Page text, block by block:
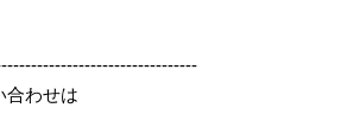
合わせは